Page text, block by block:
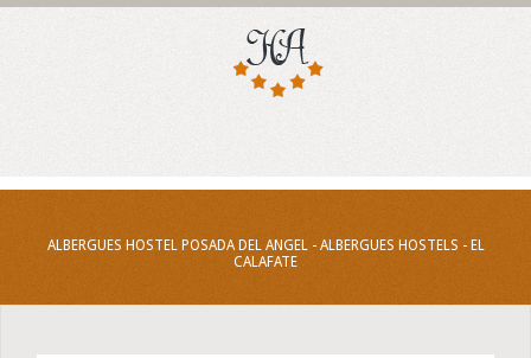
ALBERGUES HOSTEL POSADA DEL ANGEL - ALBERGUES HOSTELS - EL
CALAFATE